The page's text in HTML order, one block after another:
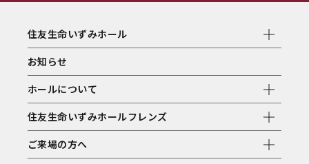
住友生命いずみホール
お知らせ
ホールについて
住友生命いずみホールフレンズ
ご来場の方へ